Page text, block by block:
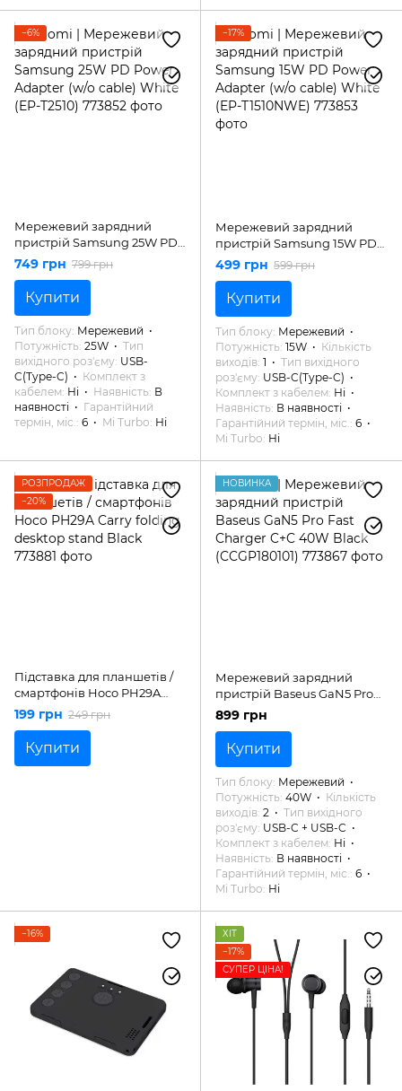
−6%
Мережевий зарядний
пристрій Samsung 25W PD
Power Adapter (w/o cable)
White (EP-T2510)
749 грн 799 грн
Купити
Тип блоку Мережевий
Потужність 25W
Тип
вихідного роз'єму USB-
C(Type-C)
Комплект з
кабелем Ні Наявність В
наявності
Гарантійний
термін, міс. 6 Mi Turbo Ні
−17%
Мережевий зарядний
пристрій Samsung 15W PD
Power Adapter (w/o cable)
White (EP-T1510NWE)
499 грн 599 грн
Купити
Тип блоку Мережевий
Потужність 15W
Кількість
виходів 1
Тип вихідного
роз'єму USB-C(Type-C)
Комплект з кабелем Ні
Наявність В наявності
Гарантійний термін, міс. 6
Mi Turbo Ні
РОЗПРОДАЖ
−20%
Підставка для планшетів /
смартфонів Hoco PH29A
Carry folding desktop stand
Black
199 грн 249 грн
Купити
НОВИНКА
Мережевий зарядний
пристрій Baseus GaN5 Pro
Fast Charger C+C 40W Black
(CCGP180101)
899 грн
Купити
Тип блоку Мережевий
Потужність 40W
Кількість
виходів 2
Тип вихідного
роз'єму USB-C + USB-C
Комплект з кабелем Ні
Наявність В наявності
Гарантійний термін, міс. 6
Mi Turbo Ні
−16%
ХІТ
−17%
СУПЕР ЦІНА!